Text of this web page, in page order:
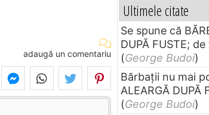
adaugă un comentariu
Ultimele citate
Se spune că
DUPĂ FUSTE;
(George Budoi)
Bărbaţii nu mai
ALEARGĂ DUPĂ
(George Budoi)